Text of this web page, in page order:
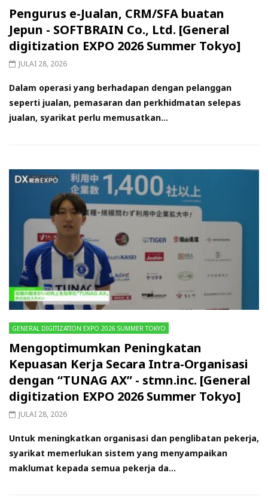
Pengurus e-Jualan, CRM/SFA buatan
Jepun - SOFTBRAIN Co., Ltd. [General
digitization EXPO 2026 Summer Tokyo]
JULAI 28, 2026
Dalam operasi yang berhadapan dengan pelanggan
seperti jualan, pemasaran dan perkhidmatan selepas
jualan, syarikat perlu memusatkan...
GENERAL DIGITIZATION EXPO 2026 SUMMER TOKYO
Mengoptimumkan Peningkatan
Kepuasan Kerja Secara Intra-Organisasi
dengan “TUNAG AX” - stmn.inc. [General
digitization EXPO 2026 Summer Tokyo]
JULAI 28, 2026
Untuk meningkatkan organisasi dan penglibatan pekerja,
syarikat memerlukan sistem yang menyampaikan
maklumat kepada semua pekerja da...